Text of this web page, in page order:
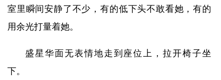
室里瞬间安静了不少，有的低下头不敢看她，有的
用余光打量着她。
盛星华面无表情地走到座位上，拉开椅子坐
下。